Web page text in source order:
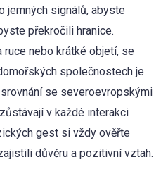
jemných signálů, abyste
překročili hranice.
ruce nebo krátké objetí, se
společnostech je
se severoevropskými
v každé interakci
gest si vždy ověřte
důvěru a pozitivní vztah.